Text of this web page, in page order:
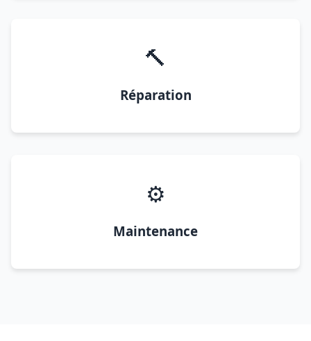
🔨
Réparation
⚙️
Maintenance